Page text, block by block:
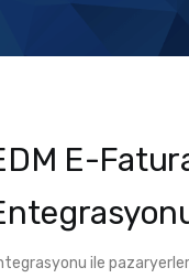
E-
ile